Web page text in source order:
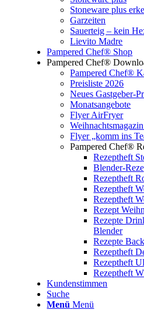
Stoneware plus
Garzeiten
Sauerteig – kein
Lievito Madre
Pampered Chef® Shop
Pampered Chef®
Pampered Chef®
Preisliste 2026
Neues Gastgeber-
Monatsangebote
Flyer AirFryer
Flyer „komm ins
Pampered Chef®
Rezeptheft
Blender-
Rezeptheft
Rezeptheft
Rezeptheft
Rezept
Rezepte
Blender
Rezepte
Rezeptheft
Rezeptheft
Rezeptheft
Kundenstimmen
Suche
Menü Menü